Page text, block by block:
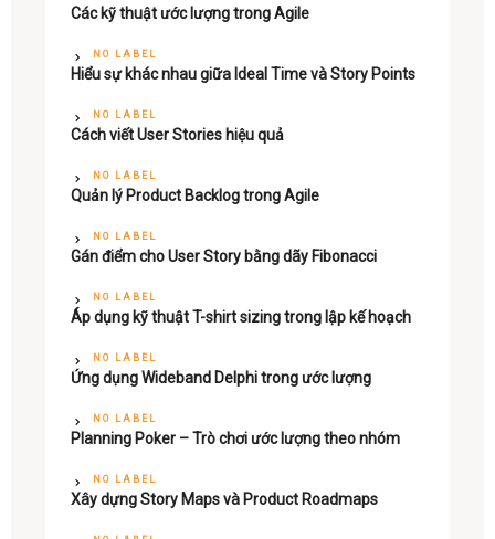
Các kỹ thuật ước lượng trong Agile
NO LABEL
Hiểu sự khác nhau giữa Ideal Time và Story Points
NO LABEL
Cách viết User Stories hiệu quả
NO LABEL
Quản lý Product Backlog trong Agile
NO LABEL
Gán điểm cho User Story bằng dãy Fibonacci
NO LABEL
Áp dụng kỹ thuật T-shirt sizing trong lập kế hoạch
NO LABEL
Ứng dụng Wideband Delphi trong ước lượng
NO LABEL
Planning Poker – Trò chơi ước lượng theo nhóm
NO LABEL
Xây dựng Story Maps và Product Roadmaps